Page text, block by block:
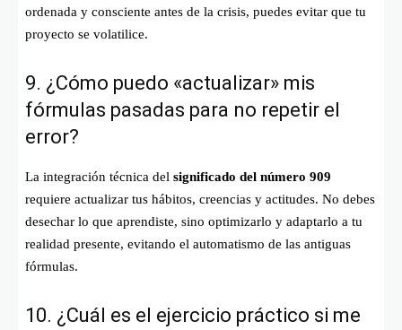
ordenada y consciente antes de la crisis, puedes evitar que tu
proyecto se volatilice.
9. ¿Cómo puedo «actualizar» mis
fórmulas pasadas para no repetir el
error?
La integración técnica del significado del número 909
requiere actualizar tus hábitos, creencias y actitudes. No debes
desechar lo que aprendiste, sino optimizarlo y adaptarlo a tu
realidad presente, evitando el automatismo de las antiguas
fórmulas.
10. ¿Cuál es el ejercicio práctico si me